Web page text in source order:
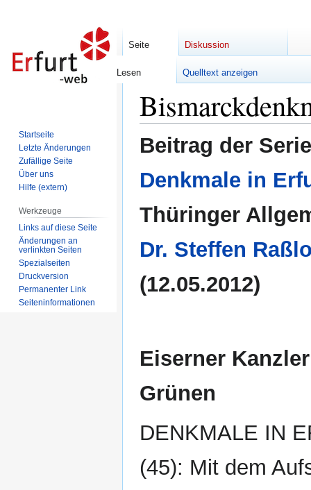
Navigation
springen
Suche
springen
Beitrag der Serie
Denkmale in
Thüringer
Dr. Steffen
(12.05.2012)
Eiserner
Grünen
DENKMALE IN
(45): Mit dem
Seite Diskussion
Lesen Quelltext anzeigen
Startseite
Letzte Änderungen
Zufällige Seite
Über uns
Hilfe (extern)
Werkzeuge
Links auf diese Seite
Änderungen an
verlinkten Seiten
Spezialseiten
Druckversion
Permanenter Link
Seiten­informationen